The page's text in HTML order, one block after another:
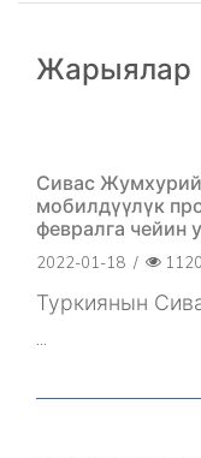
Жарыялар
Сивас
мобилдүүлүк
февралга чейин
2022-01-18 /
Туркиянын